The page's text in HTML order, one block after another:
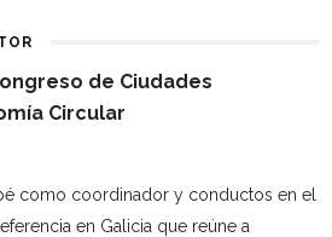
de Ciudades
Circular
como coordinador y conductos en el
en Galicia que reúne a